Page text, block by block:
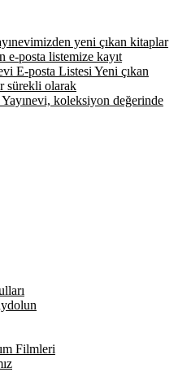
yeni çıkan kitaplar
posta listemize kayıt
E-posta Listesi Yeni çıkan
sürekli olarak
koleksiyon değerinde
Filmleri